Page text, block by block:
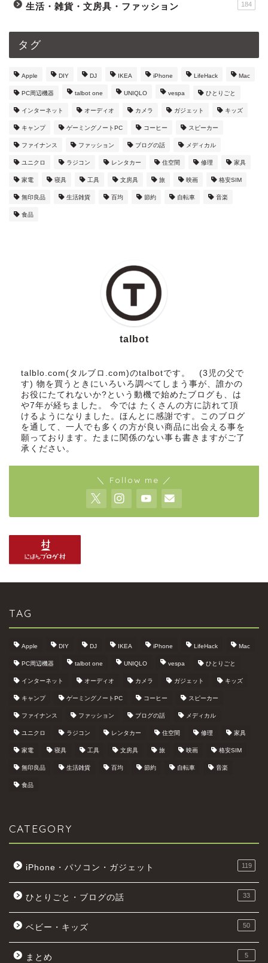
生活・雑貨・文房具・ファッション 184
タグ
Apple DIY DJ IKEA iPhone LifeHack Mac
PC周辺機器 talbot one UNIQLO vespa ひとりごと
インターネット オーディオ カメラ ガジェット キッズ
キャンプ ゲーミングノートPC コーヒー スピーカー
ファイナンス ファッション ブログの話 メディカル
ユニクロ ラジコン レンタカー 住空間 修理 家具
家電 寝具 工具 文房具 旅 映画 格安SIM
無印良品 生活雑貨 百均 節約 自転車 音楽
食品
talbot
talblo.com(タルブロ.com)のtalbotです。 (3児の父で
す) 物を買うときにいろいろ調べてしまう事が、誰かの
お役にたてれないか?という動機で始めたブログも、は
や7年が経ちました。 今では たくさんの方に訪れて頂
けるようになりました。ほんとに感謝です。このブログ
を通して、一人でも多くの方が良い商品に出会える事を
願っております。たまに関係のない事も書きますがご了
承ください。
＼ Follow me ／
TAG
Apple DIY DJ IKEA iPhone LifeHack Mac
PC周辺機器 talbot one UNIQLO vespa ひとりごと
インターネット オーディオ カメラ ガジェット キッズ
キャンプ ゲーミングノートPC コーヒー スピーカー
ファイナンス ファッション ブログの話 メディカル
ユニクロ ラジコン レンタカー 住空間 修理 家具
家電 寝具 工具 文房具 旅 映画 格安SIM
無印良品 生活雑貨 百均 節約 自転車 音楽
食品
CATEGORY
iPhone・パソコン・ガジェット 119
ひとりごと・ブログの話 33
ベビー・キッズ 50
まとめ 5